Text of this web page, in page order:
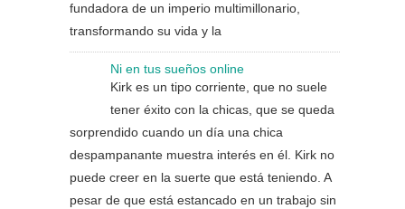
fundadora de un imperio multimillonario,
transformando su vida y la
Ni en tus sueños online
Kirk es un tipo corriente, que no suele
tener éxito con la chicas, que se queda
sorprendido cuando un día una chica
despampanante muestra interés en él. Kirk no
puede creer en la suerte que está teniendo. A
pesar de que está estancado en un trabajo sin